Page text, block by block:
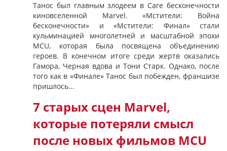
Танос был главным злодеем в Саге бесконечности
киновселенной Marvel. «Мстители: Война
бесконечности» и «Мстители: Финал» стали
кульминацией многолетней и масштабной эпохи
MCU, которая была посвящена объединению
героев. В конечном итоге среди жертв оказались
Гамора, Черная вдова и Тони Старк. Однако, после
того как в «Финале» Танос был побежден, франшизе
пришлось...
7 старых сцен Marvel,
которые потеряли смысл
после новых фильмов MCU